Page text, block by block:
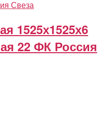
1525х1525х6
22 ФК Россия